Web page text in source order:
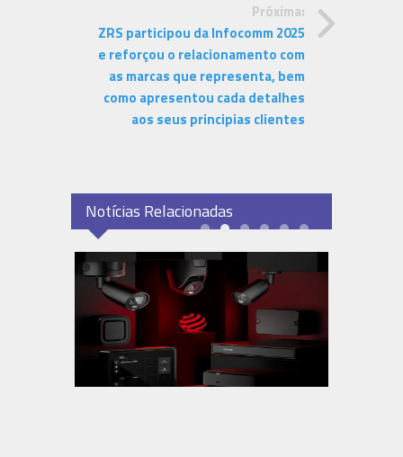
Próxima:
ZRS participou da Infocomm 2025
e reforçou o relacionamento com
as marcas que representa, bem
como apresentou cada detalhes
aos seus principias clientes
Notícias Relacionadas